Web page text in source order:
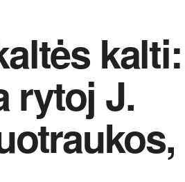
kalti:
rytoj J.